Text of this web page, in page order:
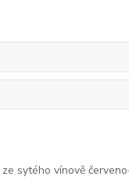
sytého vínově